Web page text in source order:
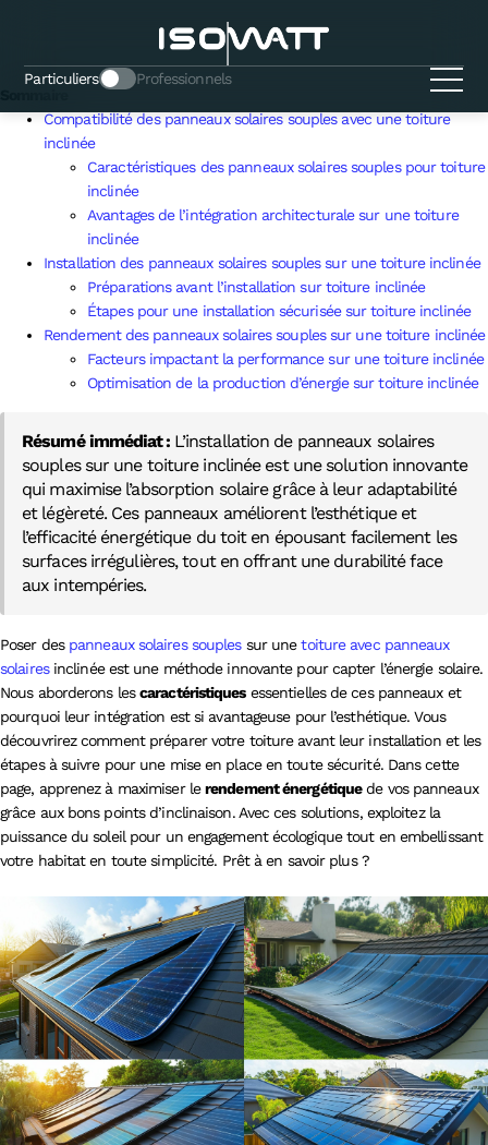
Particuliers Professionnels
Peut-on poser des panneaux solaires
souples sur une toiture inclinée ?
Compatibilité des panneaux solaires souples avec une toiture
inclinée
Caractéristiques des panneaux solaires souples pour toiture
inclinée
Avantages de l’intégration architecturale sur une toiture
inclinée
Installation des panneaux solaires souples sur une toiture inclinée
Préparations avant l’installation sur toiture inclinée
Étapes pour une installation sécurisée sur toiture inclinée
Rendement des panneaux solaires souples sur une toiture inclinée
Facteurs impactant la performance sur une toiture inclinée
Optimisation de la production d’énergie sur toiture inclinée
Résumé immédiat : L’installation de panneaux solaires
souples sur une toiture inclinée est une solution innovante
qui maximise l’absorption solaire grâce à leur adaptabilité
et légèreté. Ces panneaux améliorent l’esthétique et
l’efficacité énergétique du toit en épousant facilement les
surfaces irrégulières, tout en offrant une durabilité face
aux intempéries.
Poser des panneaux solaires souplessur unetoiture avec panneaux
solairesinclinée est une méthode innovante pour capter l’énergie solaire.
Nous aborderons lescaractéristiquesessentielles de ces panneaux et
pourquoi leur intégration est si avantageuse pour l’esthétique. Vous
découvrirez comment préparer votre toiture avant leur installation et les
étapes à suivre pour une mise en place en toute sécurité. Dans cette
page, apprenez à maximiser lerendement énergétiquede vos panneaux
grâce aux bons points d’inclinaison. Avec ces solutions, exploitez la
puissance du soleil pour un engagement écologique tout en embellissant
votre habitat en toute simplicité. Prêt à en savoir plus ?